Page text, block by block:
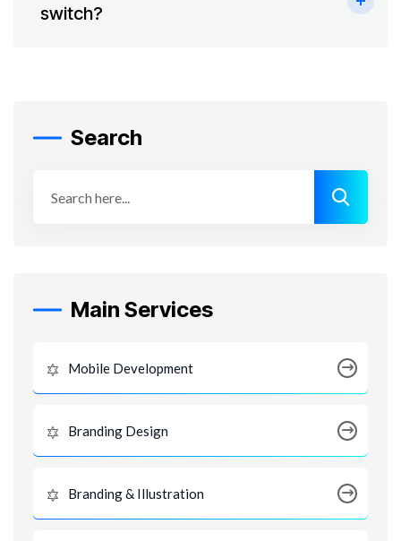
switch?
Search
Main Services
Mobile Development
Branding Design
Branding & Illustration